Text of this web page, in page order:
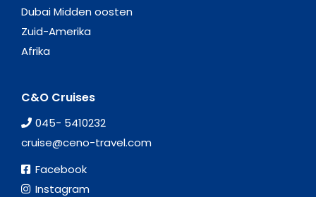
Dubai Midden oosten
Zuid-Amerika
Afrika
C&O Cruises
045- 5410232
cruise@ceno-travel.com
Facebook
Instagram